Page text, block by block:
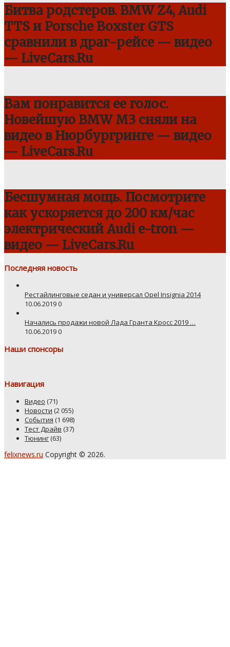
Битва родстеров. BMW Z4, Audi
TTS и Porsche Boxster GTS
сравнили в драг-рейсе — видео
— LiveCars.Ru
Вам понравится ее голос.
Новейшую BMW M3 сняли на
видео в Нюрбургринге — видео
— LiveCars.Ru
Бесшумная мощь. Посмотрите
как ускоряется до 200 км/час
электрический Audi e-tron —
видео — LiveCars.Ru
Последняя новость
Рестайлинговые седан и универсал Opel Insignia 2014
10.06.20190
Начались продажи новой Лада Гранта Кросс 2019 …
10.06.20190
Наши спонсоры
Навигация
Видео (71)
Новости (2 055)
События (1 698)
Тест Драйв (37)
Тюнинг (63)
felixnews.ru Copyright © 2026.